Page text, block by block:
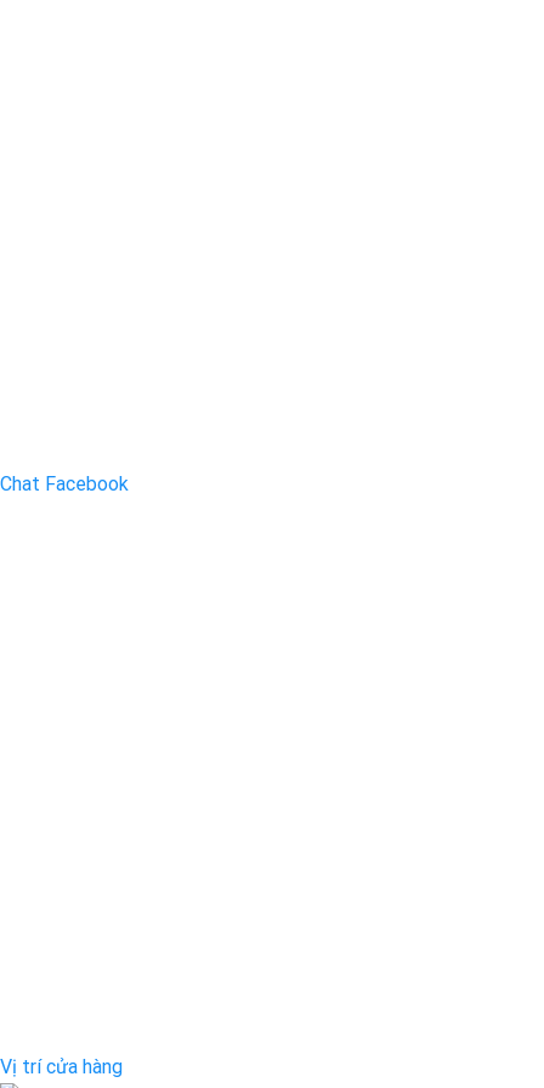
Chat Facebook
Vị trí cửa hàng